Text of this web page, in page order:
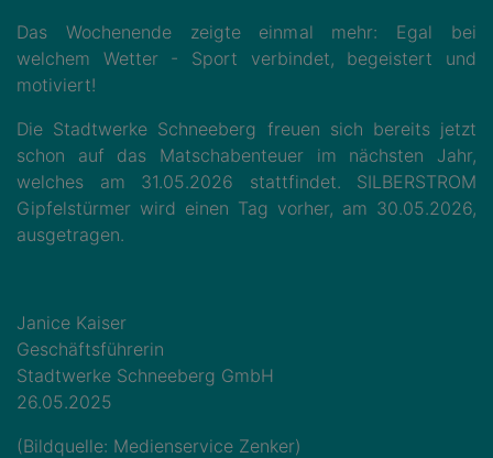
Das Wochenende zeigte einmal mehr: Egal bei
welchem Wetter - Sport verbindet, begeistert und
motiviert!
Die Stadtwerke Schneeberg freuen sich bereits jetzt
schon auf das Matschabenteuer im nächsten Jahr,
welches am 31.05.2026 stattfindet. SILBERSTROM
Gipfelstürmer wird einen Tag vorher, am 30.05.2026,
ausgetragen.
Janice Kaiser
Geschäftsführerin
Stadtwerke Schneeberg GmbH
26.05.2025
(Bildquelle: Medienservice Zenker)